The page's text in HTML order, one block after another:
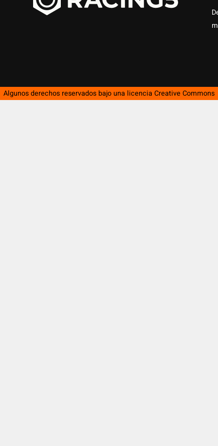
Algunos derechos reservados bajo una licencia Creative Commons